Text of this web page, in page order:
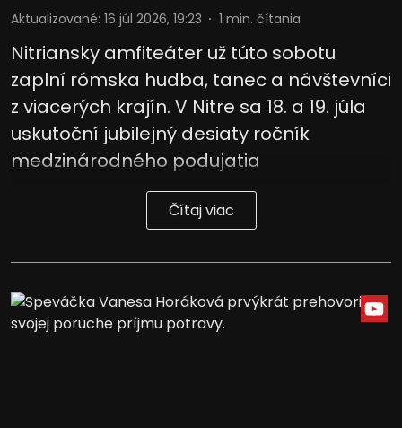
Aktualizované: 16 júl 2026, 19:23 1 min. čítania
Nitriansky amfiteáter už túto sobotu
zaplní rómska hudba, tanec a návštevníci
z viacerých krajín. V Nitre sa 18. a 19. júla
uskutoční jubilejný desiaty ročník
medzinárodného podujatia
Čítaj viac
Použitie obmedzených údajov na výber
obsahu
Špeciálne funkcie IAB:
Používanie presných údajov o
geografickej polohe
Identifikácia zariadení na základe
aktívne vyžiadaných informácií
Výkon